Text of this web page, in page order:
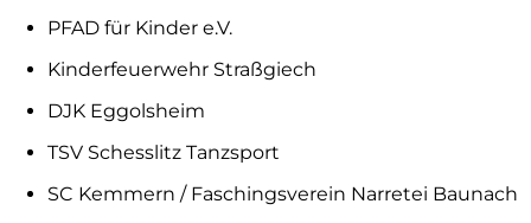
PFAD für Kinder e.V.
Kinderfeuerwehr Straßgiech
DJK Eggolsheim
TSV Schesslitz Tanzsport
SC Kemmern / Faschingsverein Narretei Baunach